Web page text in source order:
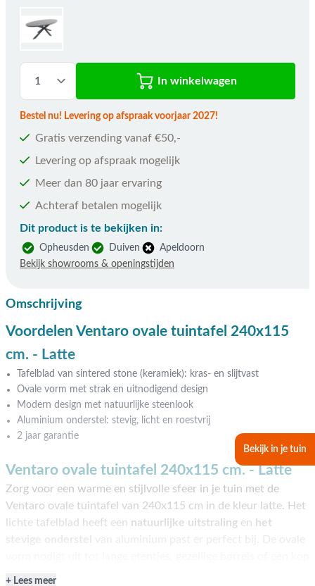
Bekijk in je tuin
In winkelwagen
Bestel nu! Levering op afspraak voorjaar 2027!
Gratis verzending vanaf €50,-
Levering op afspraak mogelijk
Meer dan 80 jaar ervaring
Achteraf betalen mogelijk
Dit product is te bekijken in:
Opheusden Duiven
Apeldoorn
Bekijk showrooms & openingstijden
Omschrijving
Voordelen Ventaro ovale tuintafel 240x115
cm. - Latte
Tafelblad van sintered stone (keramiek): kras- en slijtvast
Ovale vorm met strak en uitnodigend design
Modern design met natuurlijke steenlook
Aluminium onderstel: stevig, licht en roestvrij
2 jaar garantie
Ventaro ovale tuintafel 240x115 cm. - Latte
Zorg voor een warme en stijlvolle sfeer in je tuin met de
Ventaro ovale tuintafel van 240x115 cm in de kleur latte. Het
lichte tafelblad heeft een natuurlijke uitstraling en het
van aluminium past er perfect bij. De ovale
Lees meer